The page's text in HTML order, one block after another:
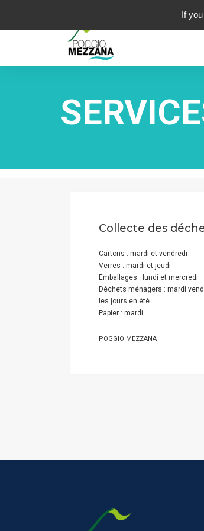
Collecte des
Cartons : mardi et vendredi
Verres : mardi et jeudi
Emballages : lundi et mercredi
Déchets ménagers : mardi
les jours en été
Papier : mardi
POGGIO MEZZANA
If